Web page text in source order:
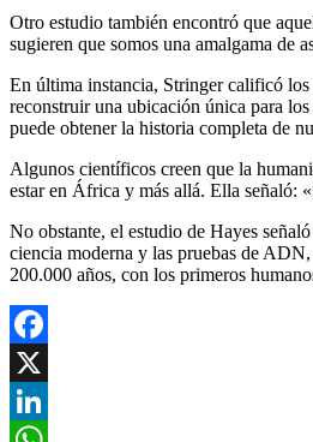
Otro estudio también encontró que
sugieren que somos una amalgama de
En última instancia, Stringer calificó
reconstruir una ubicación única para
puede obtener la historia completa de
Algunos científicos creen que la
estar en África y más allá. Ella señaló:
No obstante, el estudio de Hayes
ciencia moderna y las pruebas de
200.000 años, con los primeros
Facebook
X